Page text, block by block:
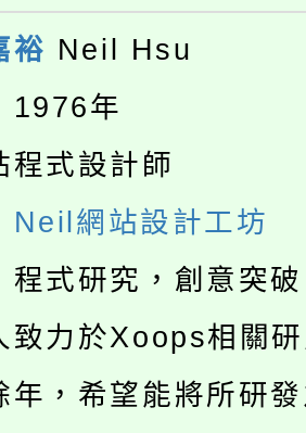
迎學生輔導中心
諮商輔導、社會
生報名參加。
校園短影音徵選
簡章及活動海報
名參加。
115學年度學生
動實施計畫」
「教育部表揚
校115學年度第
)教師甄選結果(
金融保險知識
動
115學年度學生
語及新住民語歌
校115學年度第
)教師甄選結果(
校115學年度第
裕 Neil Hsu
1976年
程式設計師
Neil網站設計工坊
程式研究，創意突
致力於Xoops相關
年，希望能將所研